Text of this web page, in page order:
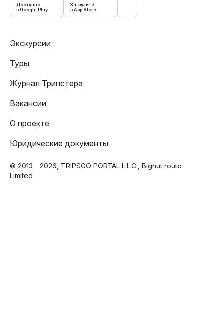
Доступно
в Google Play
Загрузите
в App Store
Экскурсии
Туры
Журнал Трипстера
Вакансии
О проекте
Юридические документы
© 2013—2026, TRIPSGO PORTAL L.L.C., Bignut route
Limited